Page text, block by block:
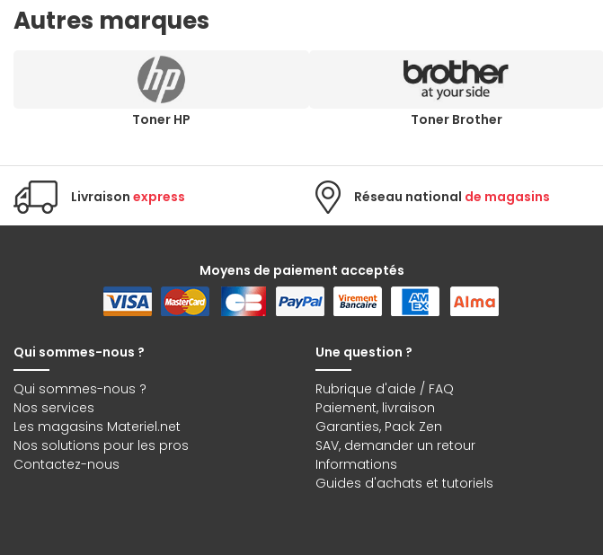
Autres marques
Toner HP Toner Brother
Livraison express Réseau national de magasins
Moyens de paiement acceptés
Qui sommes-nous ?
Qui sommes-nous ?
Nos services
Les magasins Materiel.net
Nos solutions pour les pros
Contactez-nous
Une question ?
Rubrique d'aide / FAQ
Paiement, livraison
Garanties, Pack Zen
SAV, demander un retour
Informations
Guides d'achats et tutoriels